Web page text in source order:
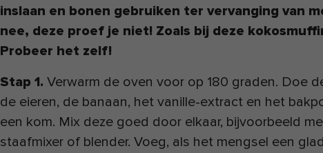
inslaan en bonen gebruiken ter vervanging van
nee, deze proef je niet! Zoals bij deze
Probeer het zelf!
Stap 1. Verwarm de oven voor op 180 graden. Doe
de eieren, de banaan, het vanille-extract en het
een kom. Mix deze goed door elkaar, bijvoorbeeld
staafmixer of blender. Voeg, als het mengsel een